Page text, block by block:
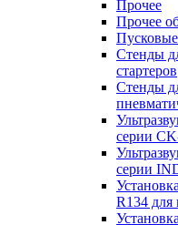
Прочее
Прочее
Пусковые
Стенды
стартеров
Стенды
серии
серии
R134 для